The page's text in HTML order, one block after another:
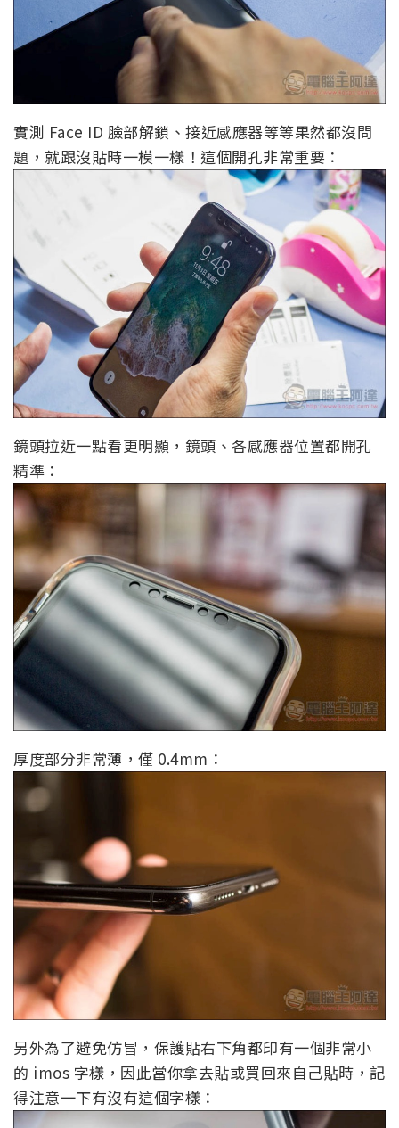
實測 Face ID 臉部解鎖、接近感應器等等果然都沒問
題，就跟沒貼時一模一樣！這個開孔非常重要：
鏡頭拉近一點看更明顯，鏡頭、各感應器位置都開孔
精準：
厚度部分非常薄，僅 0.4mm：
另外為了避免仿冒，保護貼右下角都印有一個非常小
的 imos 字樣，因此當你拿去貼或買回來自己貼時，記
得注意一下有沒有這個字樣：